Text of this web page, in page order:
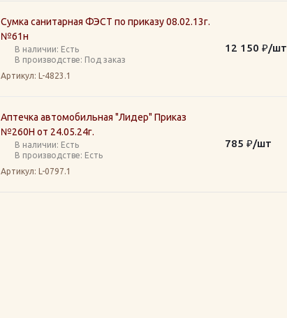
Сумка санитарная ФЭСТ по приказу 08.02.13г.
№61н
В наличии: Eсть
В производстве: Под заказ
Артикул: L-4823.1
12 150 ₽/шт
Аптечка автомобильная "Лидер" Приказ
№260Н от 24.05.24г.
В наличии: Eсть
В производстве: Есть
Артикул: L-0797.1
785 ₽/шт